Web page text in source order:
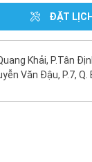
ĐẶT
Khải, P.Tân
Văn Đậu, P.7,